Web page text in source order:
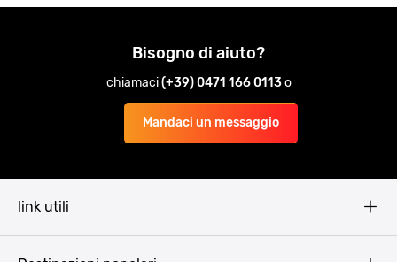
Bisogno di aiuto?
chiamaci(+39) 0471 166 0113o
Mandaci un messaggio
link utili